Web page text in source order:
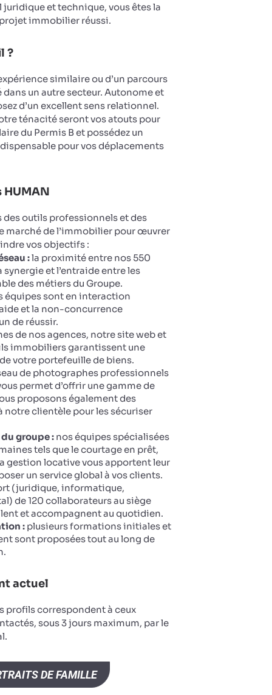
et technique, vous êtes la
immobilier réussi.
?
similaire ou d’un parcours
un autre secteur. Autonome et
d’un excellent sens relationnel.
ténacité seront vos atouts pour
du Permis B et possédez un
pour vos déplacements
HUMAN
des outils professionnels et des
marché de l’immobilier pour œuvrer
vos objectifs :
:la proximité entre nos 550
et l’entraide entre les
des métiers du Groupe.
équipes sont en interaction
et la non-concurrence
de réussir.
de nos agences, notre site web et
immobiliers garantissent une
votre portefeuille de biens.
de photographes professionnels
permet d’offrir une gamme de
proposons également des
notre clientèle pour les sécuriser
groupe : nos équipes spécialisées
tels que le courtage en prêt,
gestion locative vous apportent leur
un service global à vos clients.
(juridique, informatique,
de 120 collaborateurs au siège
et accompagnent au quotidien.
: plusieurs formations initiales et
sont proposées tout au long de
actuel
profils correspondent à ceux
sous 3 jours maximum, par le
DE FAMILLE